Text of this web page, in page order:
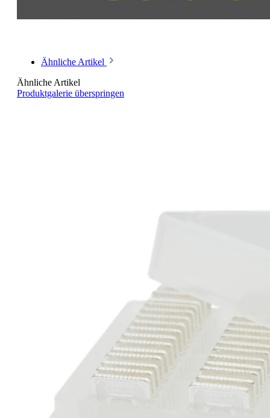
Ähnliche Artikel
Ähnliche Artikel
Produktgalerie überspringen